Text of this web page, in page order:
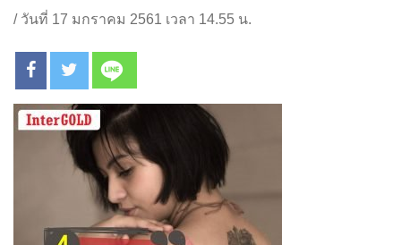
/ วันที่ 17 มกราคม 2561 เวลา 14.55 น.